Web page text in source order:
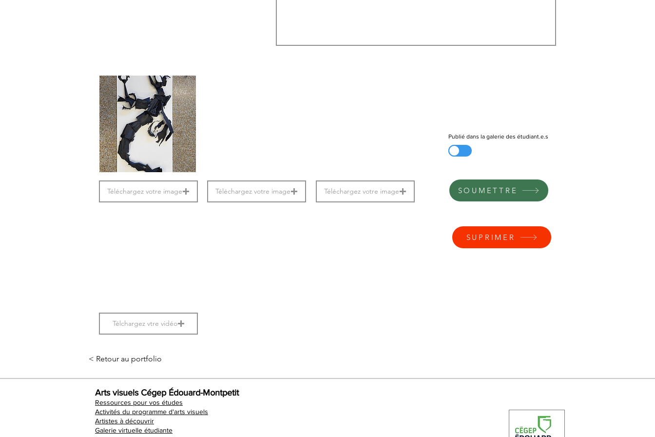
Téléchargez votre image Téléchargez votre image Téléchargez votre image
Publié dans la galerie des étudiant.e.s
SOUMETTRE
SUPRIMER
Télchargez vtre vidéo
< Retour au portfolio
Arts visuels Cégep Édouard-Montpetit
Ressources pour vos études
Activités du programme d'arts visuels
Artistes à découvrir
Galerie virtuelle étudiante